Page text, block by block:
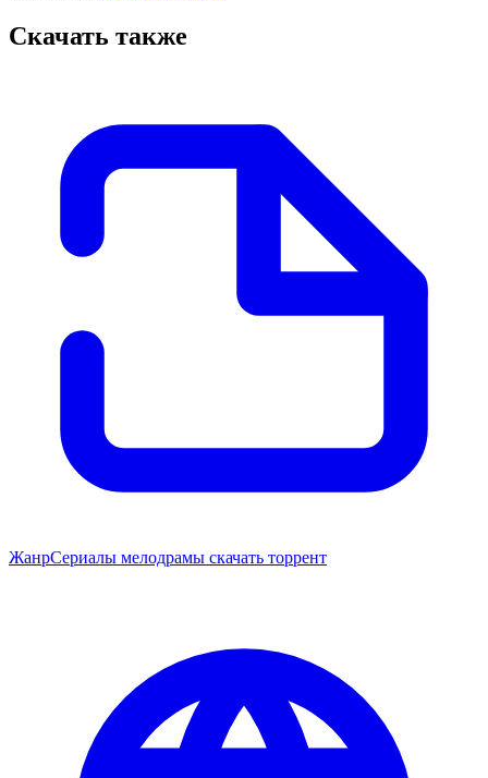
Скачать также
ЖанрСериалы мелодрамы скачать торрент